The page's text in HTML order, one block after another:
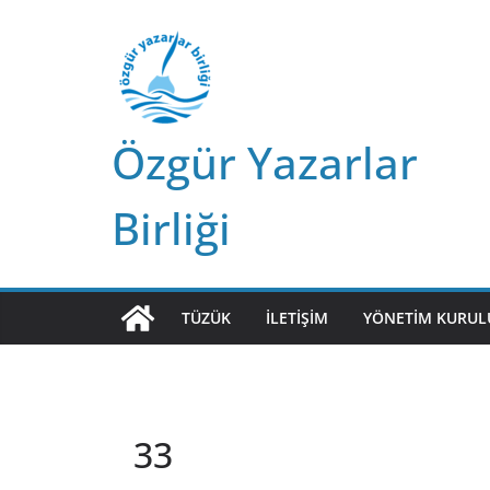
Özgür Yazarlar
Birliği
TÜZÜK İLETIŞIM YÖNETIM
33